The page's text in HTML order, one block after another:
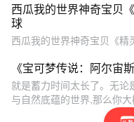
西瓜我的世界神奇宝贝
球
西瓜我的世界神奇宝贝《
《宝可梦传说：阿尔宙
就是蓄力时间太长了。无论
与自然底蕴的世界,那么你